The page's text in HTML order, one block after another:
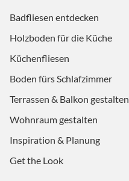
Badfliesen entdecken
Holzboden für die Küche
Küchenfliesen
Boden fürs Schlafzimmer
Terrassen & Balkon gestalten
Wohnraum gestalten
Inspiration & Planung
Get the Look